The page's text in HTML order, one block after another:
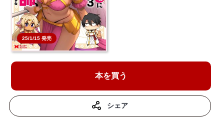
25/1/15 発売
本を買う
シェア